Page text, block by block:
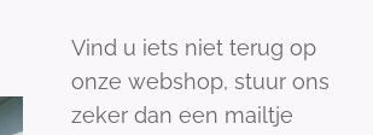
Vind u iets niet terug op
onze webshop, stuur ons
zeker dan een mailtje